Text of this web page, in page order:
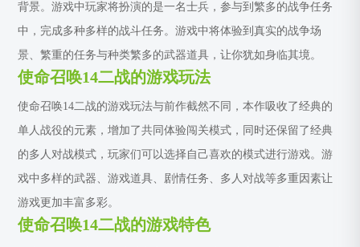
背景。游戏中玩家将扮演的是一名士兵，参与到繁多的战争任务
中，完成多种多样的战斗任务。游戏中将体验到真实的战争场
景、繁重的任务与种类繁多的武器道具，让你犹如身临其境。
使命召唤14二战的游戏玩法
使命召唤14二战的游戏玩法与前作截然不同，本作吸收了经典的
单人战役的元素，增加了共同体验闯关模式，同时还保留了经典
的多人对战模式，玩家们可以选择自己喜欢的模式进行游戏。游
戏中多样的武器、游戏道具、剧情任务、多人对战等多重因素让
游戏更加丰富多彩。
使命召唤14二战的游戏特色